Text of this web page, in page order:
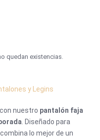
quedan existencias.
y Legins
nuestro pantalón faja
. Diseñado para
lo mejor de un